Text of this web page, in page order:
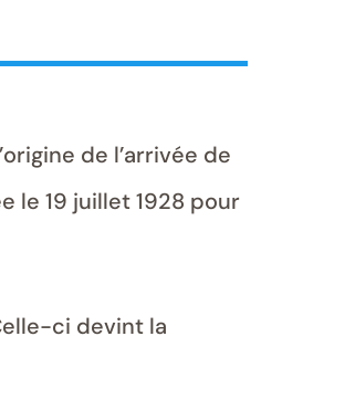
de l’arrivée de
le 19 juillet 1928 pour
ci devint la